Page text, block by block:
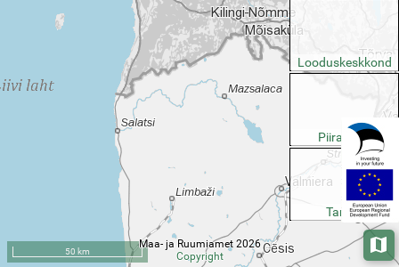
50 km
Maa- ja Ruumiamet 2026
Copyright
Looduskeskkond
Piirangud
Taristu